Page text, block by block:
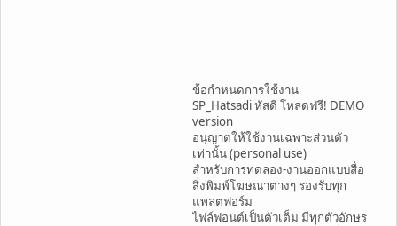
ข้อกำหนดการใช้งาน
SP_Hatsadi หัสดี โหลดฟรี! DEMO
version
อนุญาตให้ใช้งานเฉพาะส่วนตัว
เท่านั้น (personal use)
สำหรับการทดลอง-งานออกแบบสื่อ
สิ่งพิมพ์โฆษณาต่างๆ รองรับทุก
แพลตฟอร์ม
ไฟล์ฟอนต์เป็นตัวเต็ม มีทุกตัวอักษร